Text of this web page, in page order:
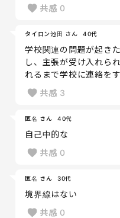
共感 0
タイロン池田 さん 40代
学校関連の問題が起き
し、主張が受け入れら
れるまで学校に連絡をす
共感 3
匿名 さん 40代
自己中的な
共感 0
匿名 さん 30代
境界線はない
共感 0